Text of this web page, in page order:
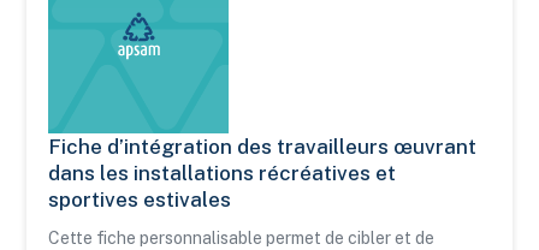
Fiche d’intégration des travailleurs œuvrant dans les
Fiche d’intégration des travailleurs œuvrant
dans les installations récréatives et
sportives estivales
Cette fiche personnalisable permet de cibler et de